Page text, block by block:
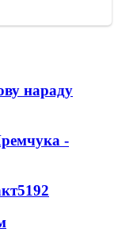
нараду
-
5192